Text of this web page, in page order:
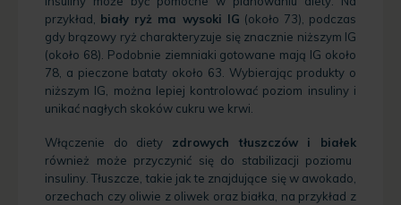
przykład, biały ryż ma wysoki IG (około 73), podczas
gdy brązowy ryż charakteryzuje się znacznie niższym IG
(około 68). Podobnie ziemniaki gotowane mają IG około
78, a pieczone bataty około 63. Wybierając produkty o
niższym IG, można lepiej kontrolować poziom insuliny i
unikać nagłych skoków cukru we krwi.
Włączenie do diety zdrowych tłuszczów i białek
również może przyczynić się do stabilizacji poziomu
insuliny. Tłuszcze, takie jak te znajdujące się w awokado,
orzechach czy oliwie z oliwek oraz białka, na przykład z